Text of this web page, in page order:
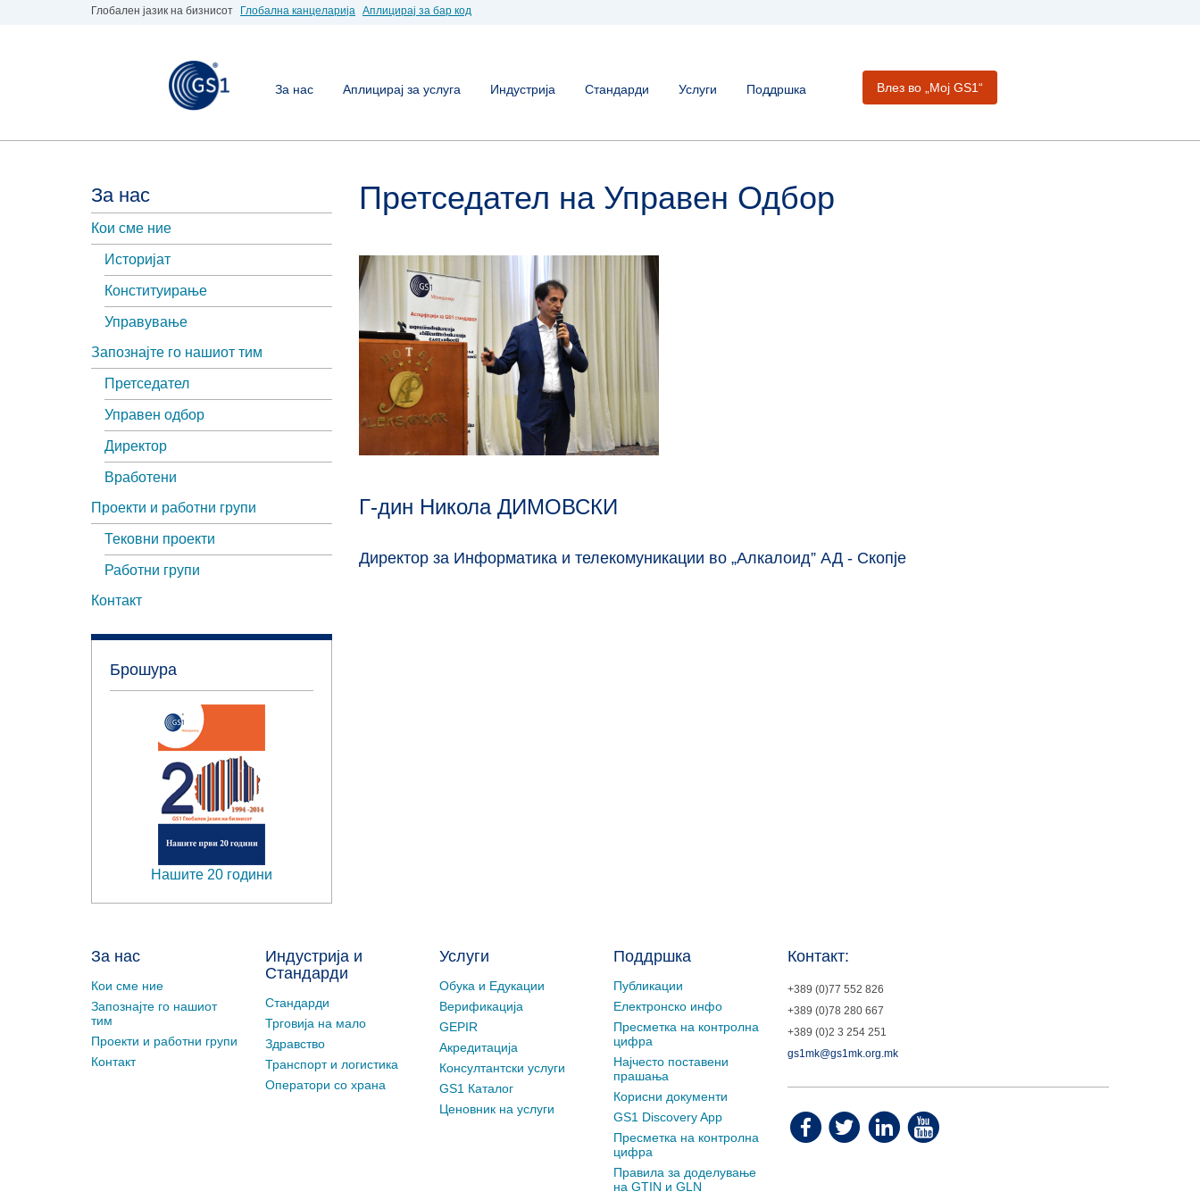
Глобален јазик на бизнисот Глобална канцеларија Аплицирај за бар код
За нас Аплицирај за услуга Индустрија Стандарди Услуги Поддршка Влез во „Moj GS1“
За нас
Кои сме ние
Историјат
Конституирање
Управување
Запознајте го нашиот тим
Претседател
Управен одбор
Директор
Вработени
Проекти и работни групи
Тековни проекти
Работни групи
Контакт
Брошура
Нашите 20 години
Претседател на Управен Одбор
Г-дин Никола ДИМОВСКИ
Директор за Информатика и телекомуникации во „Алкалоид” АД - Скопје
За нас
Кои сме ние
Запознајте го нашиот
тим
Проекти и работни групи
Контакт
Индустрија и
Стандарди
Стандарди
Трговија на мало
Здравство
Транспорт и логистика
Оператори со храна
Услуги
Обука и Едукации
Верификација
GEPIR
Акредитација
Консултантски услуги
GS1 Каталог
Ценовник на услуги
Поддршка
Публикации
Електронско инфо
Пресметка на контролна
цифра
Најчесто поставени
прашања
Корисни документи
GS1 Discovery App
Пресметка на контролна
цифра
Правила за доделување
на GTIN и GLN
Контакт:
+389 (0)77 552 826
+389 (0)78 280 667
+389 (0)2 3 254 251
gs1mk@gs1mk.org.mk